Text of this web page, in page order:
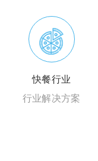
快餐行业
行业解决方案